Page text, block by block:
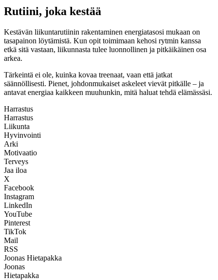
Rutiini, joka kestää
Kestävän liikuntarutiinin rakentaminen energiatasosi mukaan on
tasapainon löytämistä. Kun opit toimimaan kehosi rytmin kanssa
etkä sitä vastaan, liikunnasta tulee luonnollinen ja pitkäikäinen osa
arkea.
Tärkeintä ei ole, kuinka kovaa treenaat, vaan että jatkat
säännöllisesti. Pienet, johdonmukaiset askeleet vievät pitkälle – ja
antavat energiaa kaikkeen muuhunkin, mitä haluat tehdä elämässäsi.
Harrastus
Harrastus
Liikunta
Hyvinvointi
Arki
Motivaatio
Terveys
Jaa iloa
X
Facebook
Instagram
LinkedIn
YouTube
Pinterest
TikTok
Mail
RSS
Joonas Hietapakka
Joonas
Hietapakka